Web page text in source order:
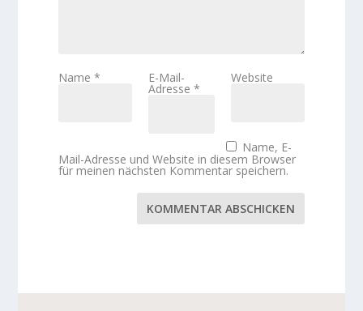
Name* E-Mail-
Adresse*
Website
Name, E-
Mail-Adresse und Website in diesem Browser
für meinen nächsten Kommentar speichern.
KOMMENTAR ABSCHICKEN